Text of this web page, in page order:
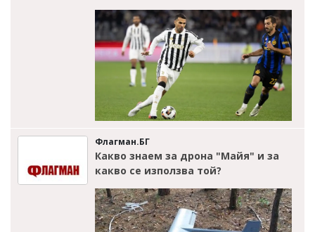
Флагман.БГ
Какво знаем за дрона "Майя" и за
какво се използва той?